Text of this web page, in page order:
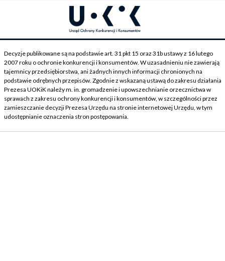
Decyzje publikowane są na podstawie art. 31 pkt 15 oraz 31b ustawy z 16 lutego
2007 roku o ochronie konkurencji i konsumentów. W uzasadnieniu nie zawierają
tajemnicy przedsiębiorstwa, ani żadnych innych informacji chronionych na
podstawie odrębnych przepisów. Zgodnie z wskazaną ustawą do zakresu działania
Prezesa UOKiK należy m. in. gromadzenie i upowszechnianie orzecznictwa w
sprawach z zakresu ochrony konkurencji i konsumentów, w szczególności przez
zamieszczanie decyzji Prezesa Urzędu na stronie internetowej Urzędu, w tym
udostępnianie oznaczenia stron postępowania.